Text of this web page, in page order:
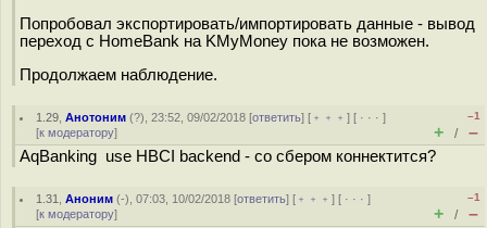
Попробовал экспортировать/импортировать данные - вывод
переход с HomeBank на KMyMoney пока не возможен.
Продолжаем наблюдение.
1.29 ,Анотоним (?), 23:52, 09/02/2018 [ответить] [ ﹢﹢﹢] [ · · ·]
[к модератору]
–1
+ / –
AqBanking use HBCI backend - со сбером коннектится?
1.31 ,Аноним (-), 07:03, 10/02/2018 [ответить] [ ﹢﹢﹢] [ · · ·]
[к модератору]
–1
+ / –